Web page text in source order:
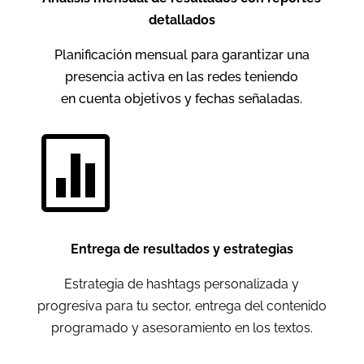
detallados
Planificación mensual para garantizar una
presencia activa en las redes teniendo
en cuenta objetivos y fechas señaladas.

Entrega de resultados y estrategias
Estrategia de hashtags personalizada y
progresiva para tu sector, entrega del contenido
programado y asesoramiento en los textos.